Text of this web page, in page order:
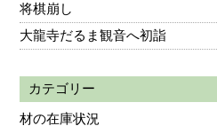
将棋崩し
大龍寺だるま観音へ初詣
カテゴリー
材の在庫状況